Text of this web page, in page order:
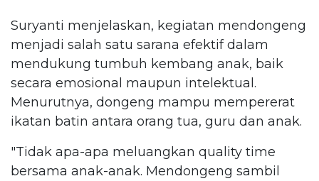
Suryanti menjelaskan, kegiatan mendongeng
menjadi salah satu sarana efektif dalam
mendukung tumbuh kembang anak, baik
secara emosional maupun intelektual.
Menurutnya, dongeng mampu mempererat
ikatan batin antara orang tua, guru dan anak.
"Tidak apa-apa meluangkan quality time
bersama anak-anak. Mendongeng sambil